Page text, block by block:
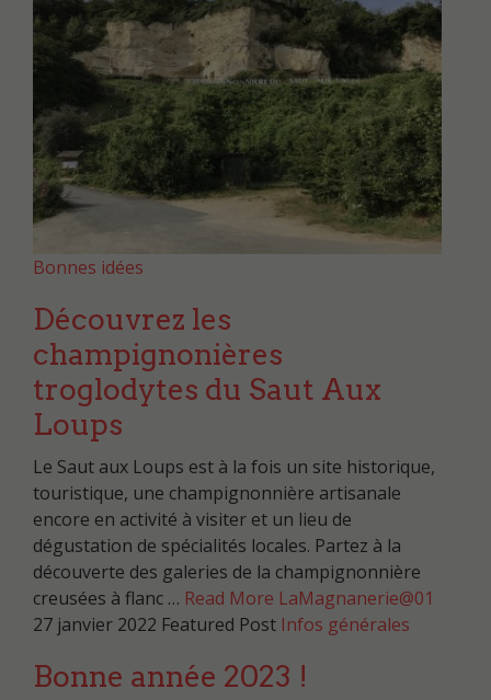
Bonnes idées
Découvrez les
champignonières
troglodytes du Saut Aux
Loups
Le Saut aux Loups est à la fois un site historique,
touristique, une champignonnière artisanale
encore en activité à visiter et un lieu de
dégustation de spécialités locales. Partez à la
découverte des galeries de la champignonnière
creusées à flanc … Read More LaMagnanerie@01
27 janvier 2022 Featured Post Infos générales
Bonne année 2023 !